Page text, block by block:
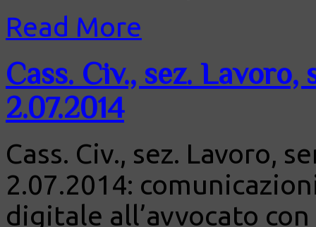
Read More
Cass. Civ., sez. Lavoro,
2.07.2014
Cass. Civ., sez. Lavoro,
2.07.2014:
digitale all’avvocato